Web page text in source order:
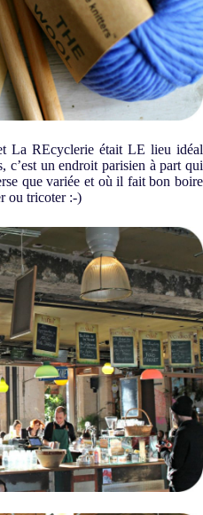
La REcyclerie était LE lieu idéal
c’est un endroit parisien à part qui
que variée et où il fait bon boire
ou tricoter :-)